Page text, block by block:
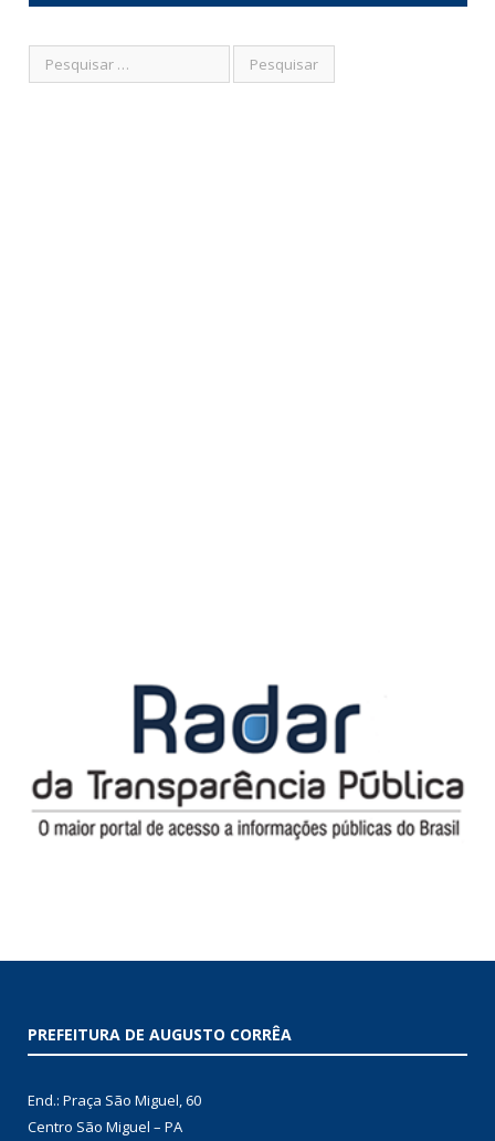
PREFEITURA DE AUGUSTO CORRÊA
End.: Praça São Miguel, 60
Centro São Miguel – PA